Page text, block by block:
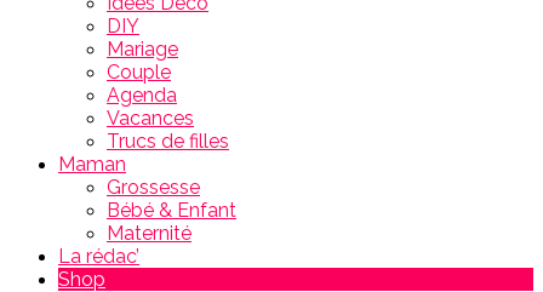
DIY
Mariage
Couple
Agenda
Vacances
Trucs de filles
Maman
Grossesse
Bébé & Enfant
Maternité
La rédac’
Shop